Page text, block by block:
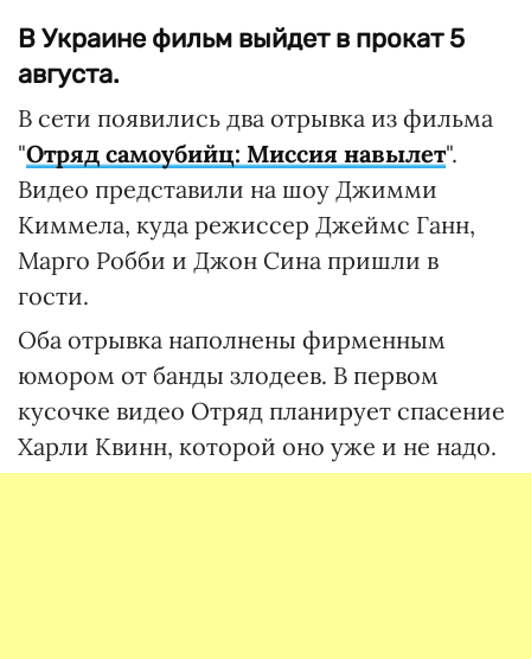
В Украине фильм выйдет в прокат 5
августа.
В сети появились два отрывка из фильма
"Отряд самоубийц: Миссия навылет".
Видео представили на шоу Джимми
Киммела, куда режиссер Джеймс Ганн,
Марго Робби и Джон Сина пришли в
гости.
Оба отрывка наполнены фирменным
юмором от банды злодеев. В первом
кусочке видео Отряд планирует спасение
Харли Квинн, которой оно уже и не надо.